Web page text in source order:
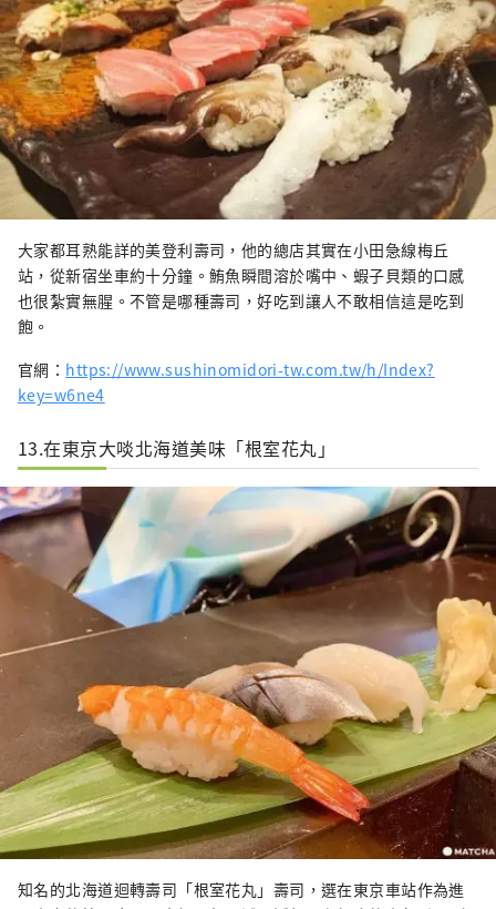
大家都耳熟能詳的美登利壽司，他的總店其實在小田急線梅丘
站，從新宿坐車約十分鐘。鮪魚瞬間溶於嘴中、蝦子貝類的口感
也很紮實無腥。不管是哪種壽司，好吃到讓人不敢相信這是吃到
飽。
官網： https://www.sushinomidori-tw.com.tw/h/Index?
key=w6ne4
13.在東京大啖北海道美味「根室花丸」
知名的北海道迴轉壽司「根室花丸」壽司，選在東京車站作為進